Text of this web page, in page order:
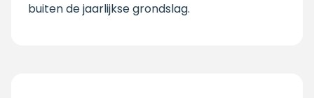
buiten de jaarlijkse grondslag.